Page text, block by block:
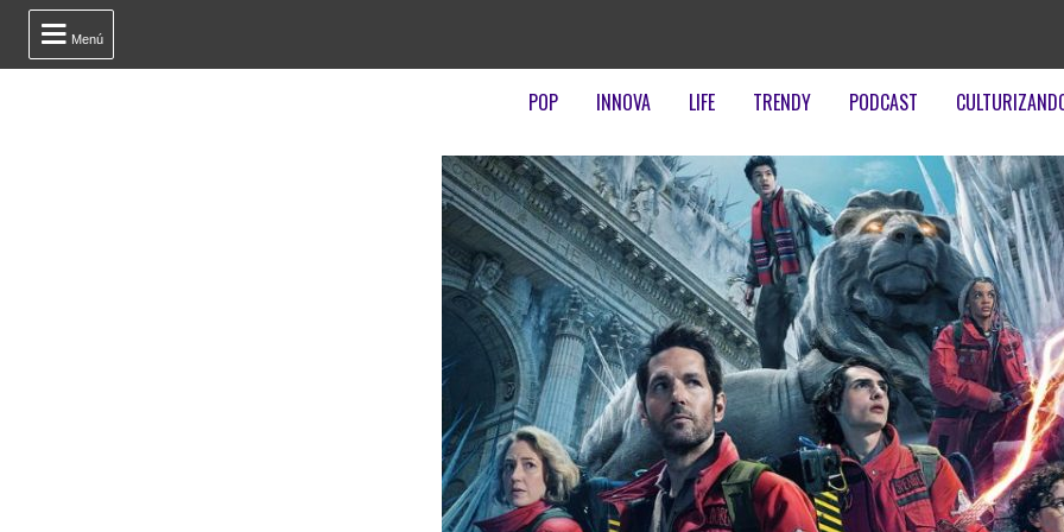
 Menú
POP INNOVA LIFE TRENDY PODCAST